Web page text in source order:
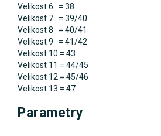
Velikost 6 = 38
Velikost 7 = 39/40
Velikost 8 = 40/41
Velikost 9 = 41/42
Velikost 10 = 43
Velikost 11 = 44/45
Velikost 12 = 45/46
Velikost 13 = 47
Parametry